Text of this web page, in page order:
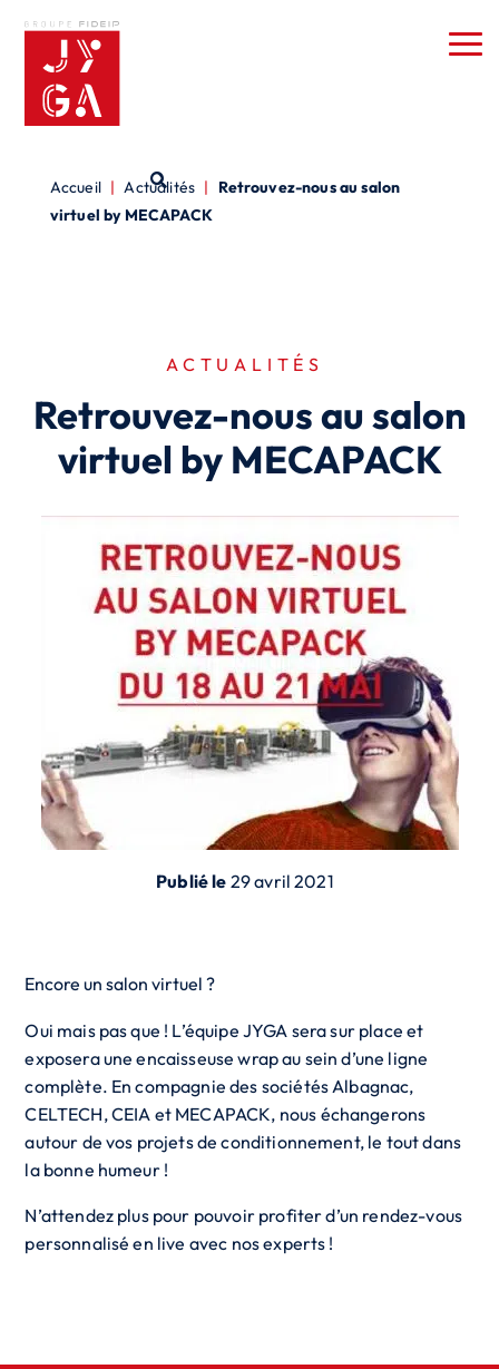
Accueil | Actualités |
Retrouvez-nous au salon
virtuel by MECAPACK
ACTUALITÉS
Retrouvez-nous au salon
virtuel by MECAPACK
Publié le 29 avril 2021
Encore un salon virtuel ?
Oui mais pas que ! L’équipe JYGA sera sur place et
exposera une encaisseuse wrap au sein d’une ligne
complète. En compagnie des sociétés Albagnac,
CELTECH, CEIA et MECAPACK, nous échangerons
autour de vos projets de conditionnement, le tout dans
la bonne humeur !
N’attendez plus pour pouvoir profiter d’un rendez-vous
personnalisé en live avec nos experts !